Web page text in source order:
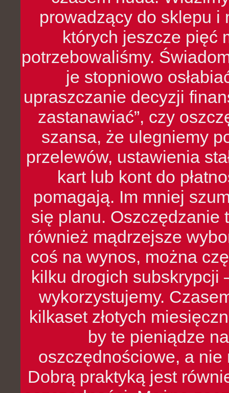
prowadzący do sklepu i
których jeszcze pięć
potrzebowaliśmy.
je stopniowo
upraszczanie decyzji
zastanawiać”, czy
szansa, że ulegniemy
przelewów, ustawienia
kart lub kont do
pomagają. Im mniej
się planu. Oszczędzanie
również mądrzejsze
coś na wynos, można
kilku drogich subskrypcji
wykorzystujemy.
kilkaset złotych
by te pieniądze
oszczędnościowe, a nie
Dobrą praktyką jest